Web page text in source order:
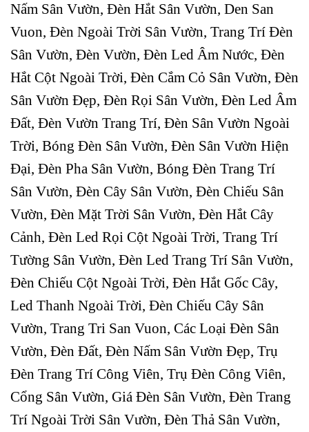
Nấm Sân Vườn, Đèn Hắt Sân Vườn, Den San
Vuon, Đèn Ngoài Trời Sân Vườn, Trang Trí Đèn
Sân Vườn, Đèn Vườn, Đèn Led Âm Nước, Đèn
Hắt Cột Ngoài Trời, Đèn Cắm Cỏ Sân Vườn, Đèn
Sân Vườn Đẹp, Đèn Rọi Sân Vườn, Đèn Led Âm
Đất, Đèn Vườn Trang Trí, Đèn Sân Vườn Ngoài
Trời, Bóng Đèn Sân Vườn, Đèn Sân Vườn Hiện
Đại, Đèn Pha Sân Vườn, Bóng Đèn Trang Trí
Sân Vườn, Đèn Cây Sân Vườn, Đèn Chiếu Sân
Vườn, Đèn Mặt Trời Sân Vườn, Đèn Hắt Cây
Cảnh, Đèn Led Rọi Cột Ngoài Trời, Trang Trí
Tường Sân Vườn, Đèn Led Trang Trí Sân Vườn,
Đèn Chiếu Cột Ngoài Trời, Đèn Hắt Gốc Cây,
Led Thanh Ngoài Trời, Đèn Chiếu Cây Sân
Vườn, Trang Tri San Vuon, Các Loại Đèn Sân
Vườn, Đèn Đất, Đèn Nấm Sân Vườn Đẹp, Trụ
Đèn Trang Trí Công Viên, Trụ Đèn Công Viên,
Cổng Sân Vườn, Giá Đèn Sân Vườn, Đèn Trang
Trí Ngoài Trời Sân Vườn, Đèn Thả Sân Vườn,